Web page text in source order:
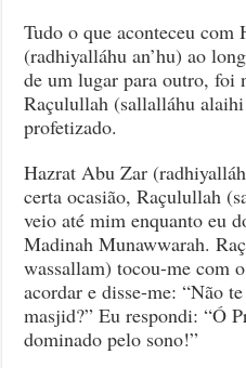
Tudo o que aconteceu com
(radhiyalláhu an’hu) ao
de um lugar para outro, foi
Raçulullah (sallalláhu
profetizado.
Hazrat Abu Zar
certa ocasião, Raçulullah
veio até mim enquanto eu
Madinah Munawwarah.
wassallam) tocou-me com
acordar e disse-me: “Não
masjid?” Eu respondi: “Ó
dominado pelo sono!”